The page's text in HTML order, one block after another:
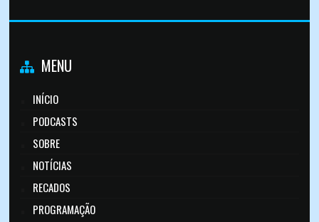
MENU
INÍCIO
PODCASTS
SOBRE
NOTÍCIAS
RECADOS
PROGRAMAÇÃO